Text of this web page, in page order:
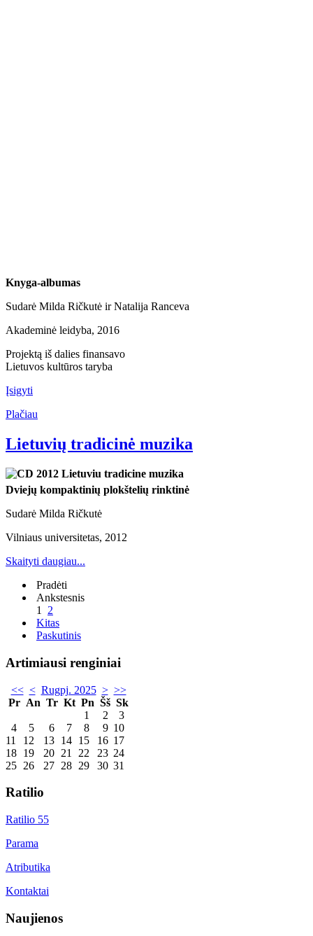
Knyga-albumas
Sudarė Milda Ričkutė ir Natalija Ranceva
Akademinė leidyba, 2016
Projektą iš dalies finansavo
Lietuvos kultūros taryba
Įsigyti
Plačiau
Lietuvių tradicinė muzika
Dviejų kompaktinių plokštelių rinktinė
Sudarė Milda Ričkutė
Vilniaus universitetas, 2012
Skaityti daugiau...
Pradėti
Ankstesnis
1
2
Kitas
Paskutinis
Artimiausi renginiai
<< < Rugpj. 2025 > >>
Pr An Tr Kt Pn Šš Sk
1
2
3
4
5 6 7 8 9 10
11
12 13 14 15 16 17
18 19 20 21 22 23 24
25 26 27 28 29 30 31
Ratilio
Ratilio 55
Parama
Atributika
Kontaktai
Naujienos